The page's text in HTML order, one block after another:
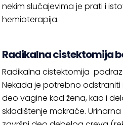
nekim slučajevima je prati i
hemioterapija.
Radikalna cistektomija
Radikalna cistektomija
Nekada je potrebno odstraniti
deo vagine kod žena, kao i
skladištenje mokraće.